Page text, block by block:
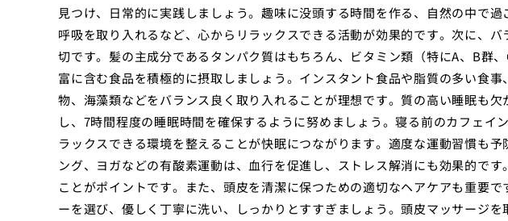
見つけ、日常的に実践しましょう。趣味に没頭する時間を作る、自然の中で
呼吸を取り入れるなど、心からリラックスできる活動が効果的です。次に、
切です。髪の主成分であるタンパク質はもちろん、ビタミン類（特にA、B群
富に含む食品を積極的に摂取しましょう。インスタント食品や脂質の多い食
物、海藻類などをバランス良く取り入れることが理想です。質の高い睡眠も
し、7時間程度の睡眠時間を確保するように努めましょう。寝る前のカフェイ
ラックスできる環境を整えることが快眠につながります。適度な運動習慣も
ング、ヨガなどの有酸素運動は、血行を促進し、ストレス解消にも効果的で
ことがポイントです。また、頭皮を清潔に保つための適切なヘアケアも重要
ーを選び、優しく丁寧に洗い、しっかりとすすぎましょう。頭皮マッサージを